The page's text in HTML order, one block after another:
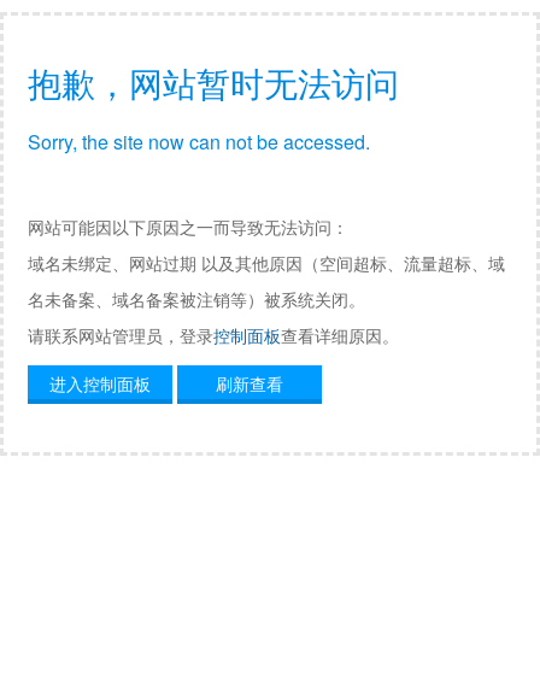
抱歉，网站暂时无法访问
Sorry, the site now can not be accessed.
网站可能因以下原因之一而导致无法访问：
域名未绑定、网站过期 以及其他原因（空间超标、流量超标、域
名未备案、域名备案被注销等）被系统关闭。
请联系网站管理员，登录控制面板查看详细原因。
进入控制面板
刷新查看